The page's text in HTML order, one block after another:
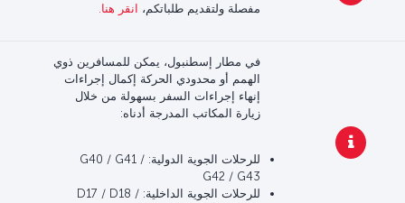
مفصلة ولتقديم طلباتكم،
انقر هنا.
في مطار إسطنبول، يمكن للمسافرين ذوي
الهمم أو محدودي الحركة إكمال إجراءات
إنهاء إجراءات السفر بسهولة من خلال
زيارة المكاتب المدرجة أدناه:
للرحلات الجوية الدولية: G40 / G41 /
G42 / G43
للرحلات الجوية الداخلية: D17 / D18 /